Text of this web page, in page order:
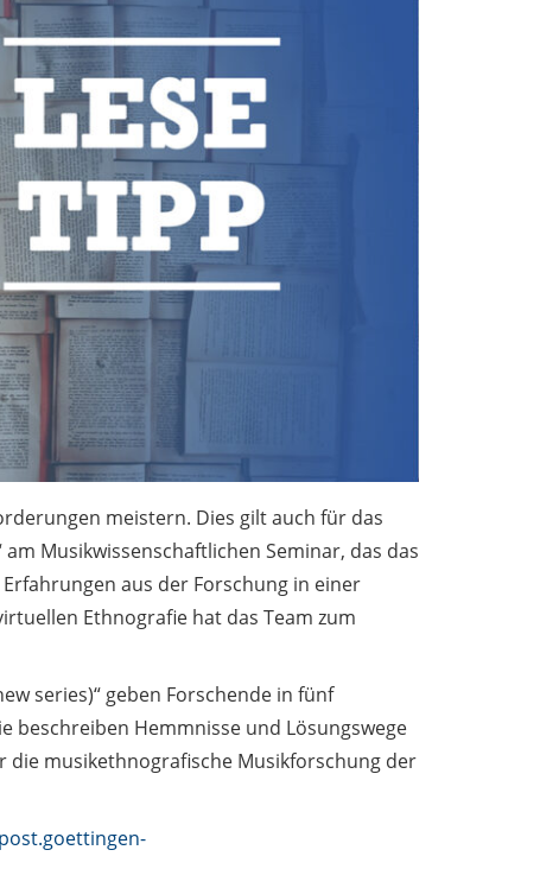
meistern. Dies gilt auch für das
Musikwissenschaftlichen Seminar, das das
aus der Forschung in einer
Ethnografie hat das Team zum
series)“ geben Forschende in fünf
beschreiben Hemmnisse und Lösungswege
die musikethnografische Musikforschung der